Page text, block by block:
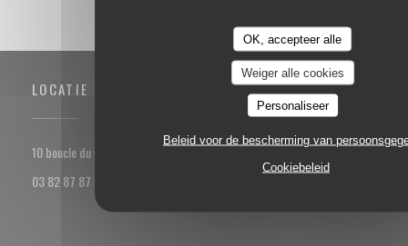
OK, accepteer alle
Weiger alle cookies
Personaliseer
Beleid voor de bescherming van
Cookiebeleid
LOCATIE
10 boucle du val Marie 57100 Thionville((opent in een nieuw venster))
03 82 87 87 85